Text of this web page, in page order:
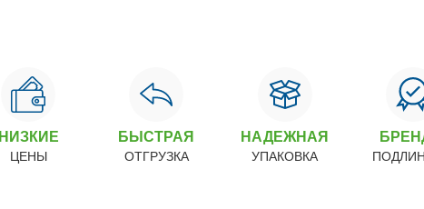
НИЗКИЕ
ЦЕНЫ
БЫСТРАЯ
ОТГРУЗКА
НАДЕЖНАЯ
УПАКОВКА